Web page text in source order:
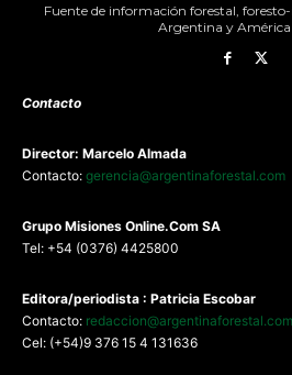
Fuente de información forestal,
Argentina y
Contacto
Director: Marcelo Almada
Contacto: gerencia@argentinaforestal.com
Grupo Misiones Online.Com SA
Tel: +54 (0376) 4425800
Editora/periodista : Patricia Escobar
Contacto: redaccion@argentinaforestal.com
Cel: (+54)9 376 15 4 131636